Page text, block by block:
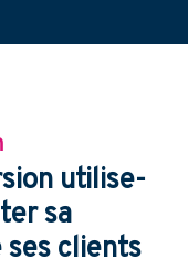
utilise-
sa
ses clients